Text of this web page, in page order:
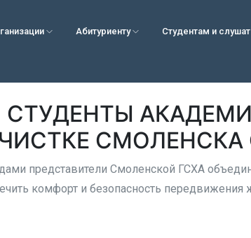
Абитуриенту Студентам и
СТУДЕНТЫ
СМОЛЕНСКА
представители Смоленской ГСХА
комфорт и безопасность передвижения